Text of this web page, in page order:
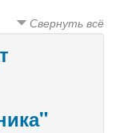
Свернуть всё